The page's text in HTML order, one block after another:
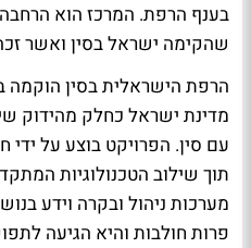
בענף הרפת. המרכז הוא
שהקימה ישראל בסין ואשר
מדינת ישראל כחלק מהידוק
עם סין. הפרויקט בוצע על
תוך שילוב הטכנולוגיות
פרות חולבות והיא הגיעה